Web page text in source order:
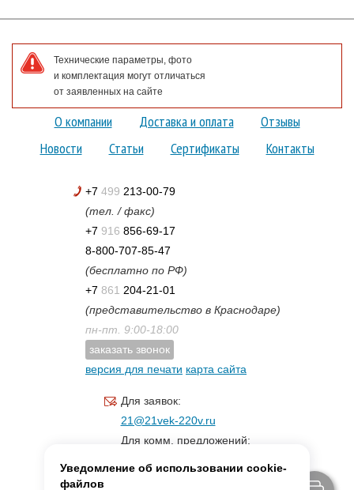
Технические параметры, фото
и комплектация могут отличаться
от заявленных на сайте
О компании Доставка и оплата
Отзывы
Новости
Статьи Сертификаты Контакты
+7 499 213-00-79
(тел. / факс)
+7 916 856-69-17
8-800-707-85-47
(бесплатно по РФ)
+7 861 204-21-01
(представительство в Краснодаре)
пн-пт. 9:00-18:00
заказать звонок
версия для печати карта сайта
Для заявок:
21@21vek-220v.ru
Для комм. предложений:
Уведомление об использовании cookie-
файлов